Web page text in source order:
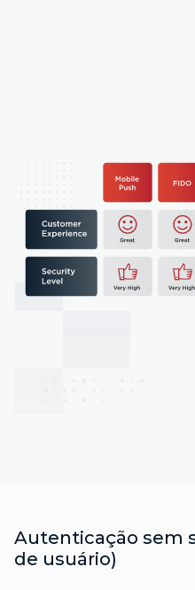
Autenticação sem
de usuário)